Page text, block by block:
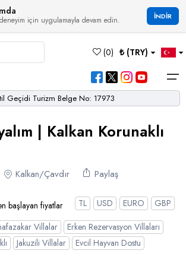
için uygulamayla devam edin. İNDİR
(0) ₺ (TRY)
Villalar
Olan Villalar
Geçidi Turizm Belge No: 17973
| Kalkan Korunaklı
Kalkan/Çavdır Paylaş
başlayan fiyatlar TL USD EURO
GBP
Villalar
Erken Rezervasyon Villaları
Jakuzili Villalar
Evcil Hayvan Dostu
English
Italian Russian
EURO Dolar
>